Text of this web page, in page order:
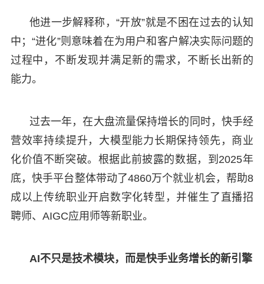
他进一步解释称，“开放”就是不困在过去的认知
中；“进化”则意味着在为用户和客户解决实际问题的
过程中，不断发现并满足新的需求，不断长出新的
能力。
过去一年，在大盘流量保持增长的同时，快手经
营效率持续提升，大模型能力长期保持领先，商业
化价值不断突破。根据此前披露的数据，到2025年
底，快手平台整体带动了4860万个就业机会，帮助8
成以上传统职业开启数字化转型，并催生了直播招
聘师、AIGC应用师等新职业。
AI不只是技术模块，而是快手业务增长的新引擎